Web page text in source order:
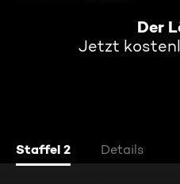
Der
Jetzt
Staffel 2 Details